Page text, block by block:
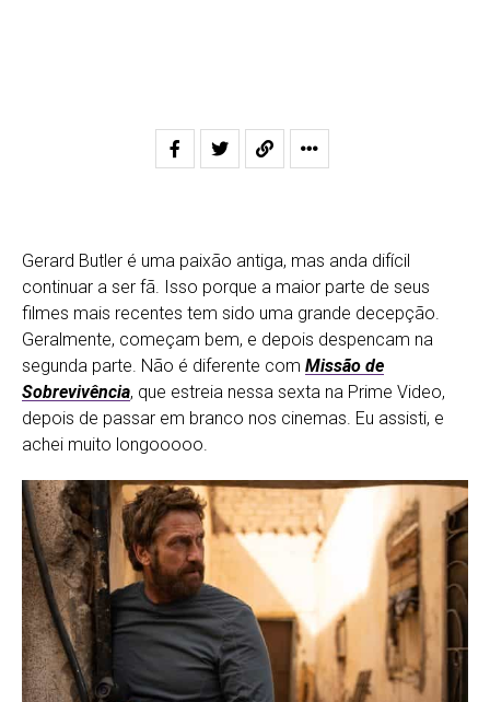
Gerard Butler é uma paixão antiga, mas anda difícil
continuar a ser fã. Isso porque a maior parte de seus
filmes mais recentes tem sido uma grande decepção.
Geralmente, começam bem, e depois despencam na
segunda parte. Não é diferente com Missão de
Sobrevivência, que estreia nessa sexta na Prime Video,
depois de passar em branco nos cinemas. Eu assisti, e
achei muito longooooo.